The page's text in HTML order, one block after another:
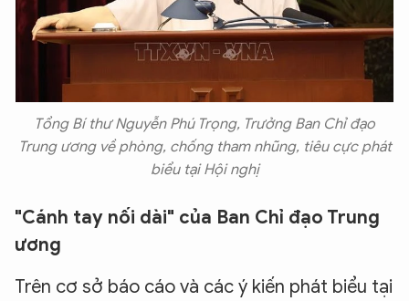
Tổng Bí thư Nguyễn Phú Trọng, Trưởng Ban Chỉ đạo
Trung ương về phòng, chống tham nhũng, tiêu cực phát
biểu tại Hội nghị
"Cánh tay nối dài" của Ban Chỉ đạo Trung
ương
Trên cơ sở báo cáo và các ý kiến phát biểu tại